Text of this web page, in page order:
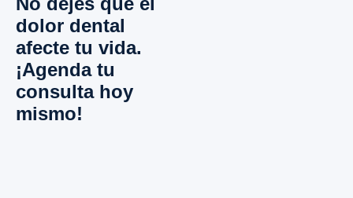
dolor dental
afecte tu vida.
¡Agenda tu
consulta hoy
mismo!